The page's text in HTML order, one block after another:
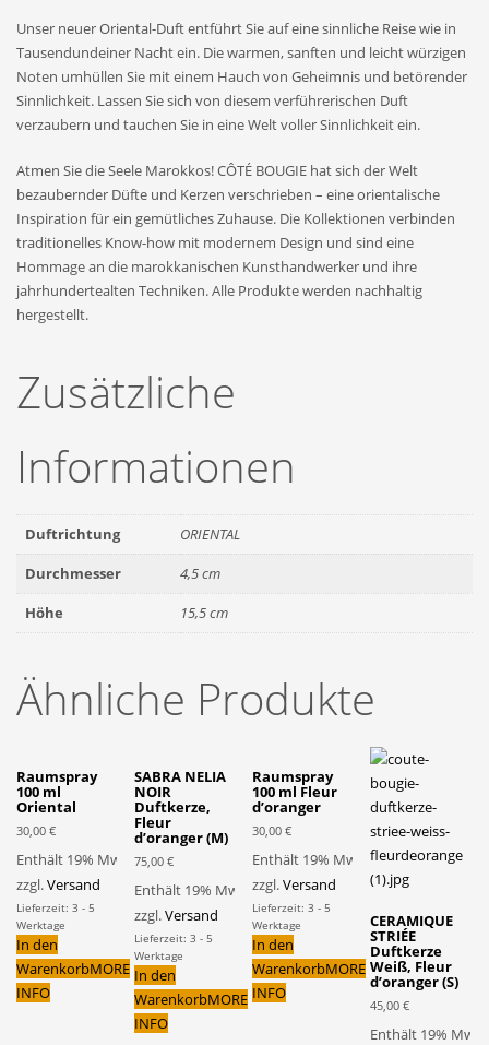
Unser neuer Oriental-Duft entführt Sie auf eine sinnliche Reise wie in
Tausendundeiner Nacht ein. Die warmen, sanften und leicht würzigen
Noten umhüllen Sie mit einem Hauch von Geheimnis und betörender
Sinnlichkeit. Lassen Sie sich von diesem verführerischen Duft
verzaubern und tauchen Sie in eine Welt voller Sinnlichkeit ein.
Atmen Sie die Seele Marokkos! CÔTÉ BOUGIE hat sich der Welt
bezaubernder Düfte und Kerzen verschrieben – eine orientalische
Inspiration für ein gemütliches Zuhause. Die Kollektionen verbinden
traditionelles Know-how mit modernem Design und sind eine
Hommage an die marokkanischen Kunsthandwerker und ihre
jahrhundertealten Techniken. Alle Produkte werden nachhaltig
hergestellt.
Zusätzliche
Informationen
Duftrichtung
ORIENTAL
Durchmesser
4,5 cm
Höhe
15,5 cm
Ähnliche Produkte
Raumspray
100 ml
Oriental
30,00 €
Enthält 19% MwSt.
zzgl.Versand
Lieferzeit: 3 - 5
Werktage
In den
WarenkorbMORE
INFO
SABRA NELIA
NOIR
Duftkerze,
Fleur
d’oranger (M)
75,00€
Enthält 19% MwSt.
zzgl.Versand
Lieferzeit: 3 - 5
Werktage
In den
WarenkorbMORE
INFO
Raumspray
100 ml Fleur
d’oranger
30,00€
Enthält 19% MwSt.
zzgl.Versand
Lieferzeit: 3 - 5
Werktage
In den
WarenkorbMORE
INFO
CERAMIQUE
STRIÉE
Duftkerze
Weiß, Fleur
d’oranger (S)
45,00€
Enthält 19%